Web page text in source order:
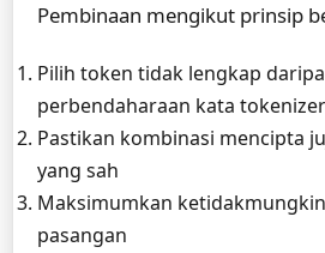
Pembinaan mengikut prinsip
Pilih token tidak lengkap
perbendaharaan kata tokenizer
Pastikan kombinasi mencipta
yang sah
Maksimumkan
pasangan